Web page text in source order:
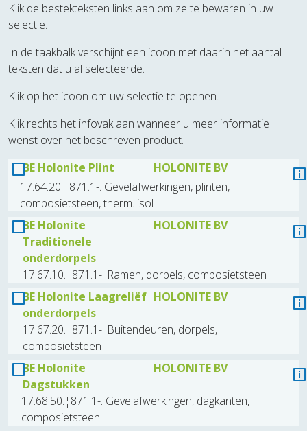
Klik de bestekteksten links aan om ze te bewaren in uw
selectie.
In de taakbalk verschijnt een icoon met daarin het aantal
teksten dat u al selecteerde.
Klik op het icoon om uw selectie te openen.
Klik rechts het infovak aan wanneer u meer informatie
wenst over het beschreven product.
BE Holonite Plint
HOLONITE BV
17.64.20.¦871.1-. Gevelafwerkingen, plinten,
composietsteen, therm. isol
BE Holonite
Traditionele
onderdorpels
HOLONITE BV
17.67.10.¦871.1-. Ramen, dorpels, composietsteen
BE Holonite Laagreliëf
onderdorpels
HOLONITE BV
17.67.20.¦871.1-. Buitendeuren, dorpels,
composietsteen
BE Holonite
Dagstukken
HOLONITE BV
17.68.50.¦871.1-. Gevelafwerkingen, dagkanten,
composietsteen